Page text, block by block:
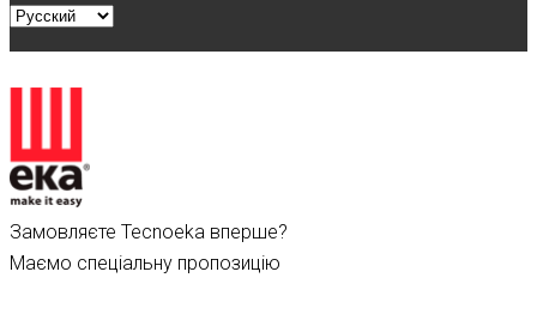
Замовляєте Tecnoeka вперше?
Маємо спеціальну пропозицію